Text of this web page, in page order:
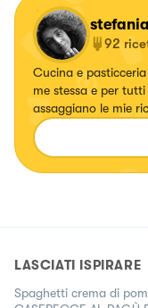
92
Cucina e
me stessa e per tutti coloro che eseguono o meglio
assaggiano le mie
LASCIATI ISPIRARE
Spaghetti crema di